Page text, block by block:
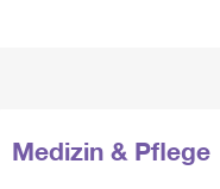
Medizin & Pflege